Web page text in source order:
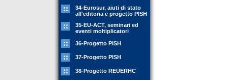
34-Eurosur, aiuti di stato
all'editoria e progetto PISH
35-EU-ACT, seminari ed
eventi moltiplicatori
36-Progetto PISH
37-Progetto PISH
38-Progetto REUERHC